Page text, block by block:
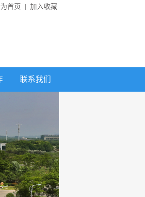
首页 加入收藏
联系我们